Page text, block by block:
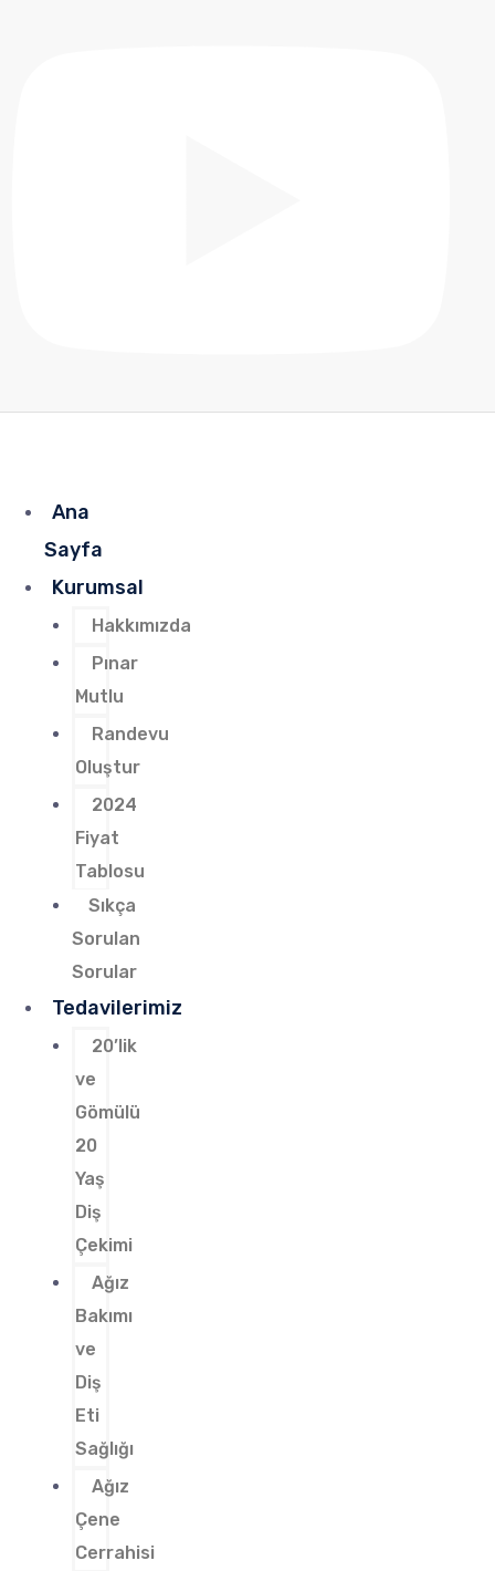
Ana
Sayfa
Kurumsal
Hakkımızda
Pınar
Mutlu
Randevu
Oluştur
2024
Fiyat
Tablosu
Sıkça
Sorulan
Sorular
Tedavilerimiz
20’lik
ve
Gömülü
20
Yaş
Diş
Çekimi
Ağız
Bakımı
ve
Diş
Eti
Sağlığı
Ağız
Çene
Cerrahisi